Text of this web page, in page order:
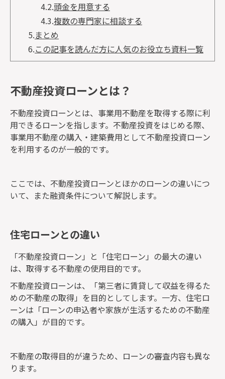
4.2.頭金を用意する
4.3.複数の専門家に相談する
5.まとめ
6.この記事を読んだ方に人気のお役立ち資料一覧
不動産投資ローンとは？
不動産投資ローンとは、事業用不動産を取得する際に利
用できるローンを指します。不動産投資をはじめる際、
事業用不動産の購入・建築費用として不動産投資ローン
を利用するのが一般的です。
ここでは、不動産投資ローンとほかのローンの違いにつ
いて、また融資条件について解説します。
住宅ローンとの違い
「不動産投資ローン」と「住宅ローン」の最大の違い
は、取得する不動産の使用目的です。
不動産投資ローンは、「第三者に賃貸して収益を得るた
めの不動産の取得」を目的としてします。一方、住宅ロ
ーンは「ローンの申込者や家族が生活するための不動産
の購入」が目的です。
不動産の取得目的が違うため、ローンの審査内容も異な
ります。